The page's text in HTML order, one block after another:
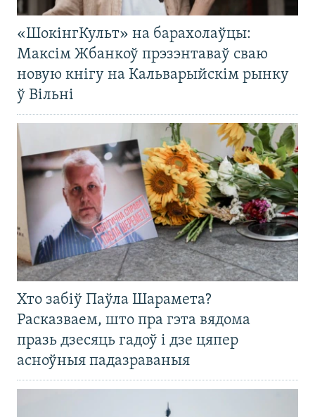
«ШокінгКульт» на барахолаўцы:
Максім Жбанкоў прэзэнтаваў сваю
новую кнігу на Кальварыйскім рынку
ў Вільні
Хто забіў Паўла Шарамета?
Расказваем, што пра гэта вядома
празь дзесяць гадоў і дзе цяпер
асноўныя падазраваныя